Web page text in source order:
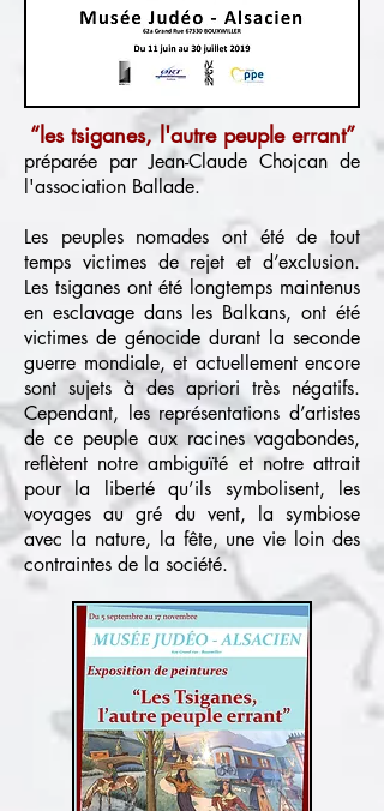
“les tsiganes, l'autre peuple errant”
préparée par Jean-Claude Chojcan de
l'association Ballade.
Les peuples nomades ont été de tout
temps victimes de rejet et d’exclusion.
Les tsiganes ont été longtemps maintenus
en esclavage dans les Balkans, ont été
victimes de génocide durant la seconde
guerre mondiale, et actuellement encore
sont sujets à des apriori très négatifs.
Cependant, les représentations d’artistes
de ce peuple aux racines vagabondes,
reflètent notre ambiguïté et notre attrait
pour la liberté qu’ils symbolisent, les
voyages au gré du vent, la symbiose
avec la nature, la fête, une vie loin des
contraintes de la société.